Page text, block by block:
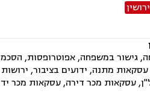
במשפחה, אפוטרופסות,
עסקאות מתנה, ידועים בציבור,
עסקאות מכר דירה, עסקאות מכר